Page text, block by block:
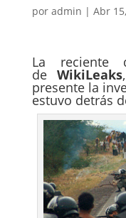
por admin | Abr
La reciente
deWikiLeaks
presente la
estuvo detrás